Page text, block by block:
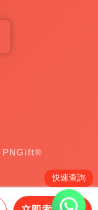
PNGift®
快速查詢